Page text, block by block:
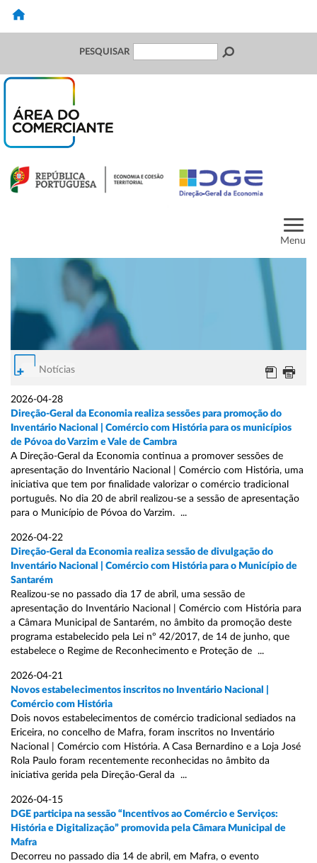
PESQUISAR
Menu
Notícias
2026-04-28
Direção-Geral da Economia realiza sessões para promoção do
Inventário Nacional | Comércio com História para os municípios
de Póvoa do Varzim e Vale de Cambra
A Direção-Geral da Economia continua a promover sessões de
apresentação do Inventário Nacional | Comércio com História, uma
iniciativa que tem por finalidade valorizar o comércio tradicional
português. No dia 20 de abril realizou-se a sessão de apresentação
para o Município de Póvoa do Varzim. ...
2026-04-22
Direção-Geral da Economia realiza sessão de divulgação do
Inventário Nacional | Comércio com História para o Município de
Santarém
Realizou-se no passado dia 17 de abril, uma sessão de
apresentação do Inventário Nacional | Comércio com História para
a Câmara Municipal de Santarém, no âmbito da promoção deste
programa estabelecido pela Lei nº 42/2017, de 14 de junho, que
estabelece o Regime de Reconhecimento e Proteção de ...
2026-04-21
Novos estabelecimentos inscritos no Inventário Nacional |
Comércio com História
Dois novos estabelecimentos de comércio tradicional sediados na
Ericeira, no concelho de Mafra, foram inscritos no Inventário
Nacional | Comércio com História. A Casa Bernardino e a Loja José
Rola Paulo foram recentemente reconhecidas no âmbito da
iniciativa gerida pela Direção-Geral da ...
2026-04-15
DGE participa na sessão “Incentivos ao Comércio e Serviços:
História e Digitalização” promovida pela Câmara Municipal de
Mafra
Decorreu no passado dia 14 de abril, em Mafra, o evento